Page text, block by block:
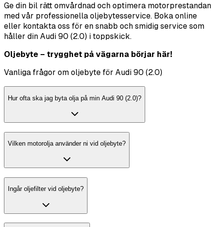
Ge din bil rätt omvårdnad och optimera motorprestandan
med vår professionella oljebytesservice. Boka online
eller kontakta oss för en snabb och smidig service som
håller din Audi 90 (2.0) i toppskick.
Oljebyte – trygghet på vägarna börjar här!
Vanliga frågor om oljebyte för Audi 90 (2.0)
Hur ofta ska jag byta olja på min Audi 90 (2.0)?
Vilken motorolja använder ni vid oljebyte?
Ingår oljefilter vid oljebyte?